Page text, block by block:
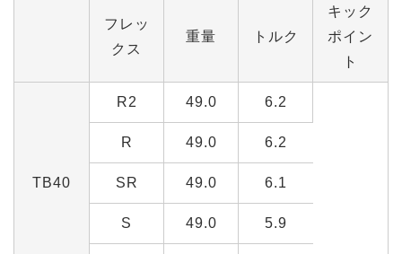
フレッ
クス
重量 トルク
キック
ポイン
ト
TB40
R2 49.0 6.2
R 49.0 6.2
SR 49.0 6.1
S 49.0 5.9